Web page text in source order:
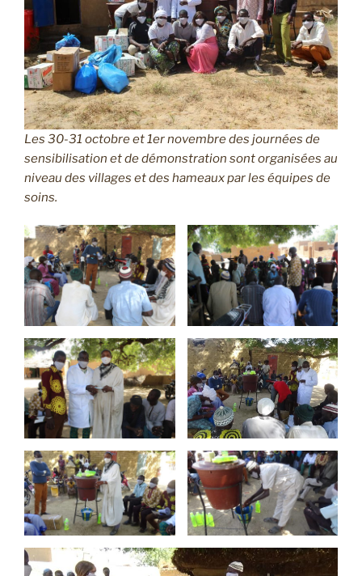
Les 30-31 octobre et 1er novembre des journées de
sensibilisation et de démonstration sont organisées au
niveau des villages et des hameaux par les équipes de
soins.